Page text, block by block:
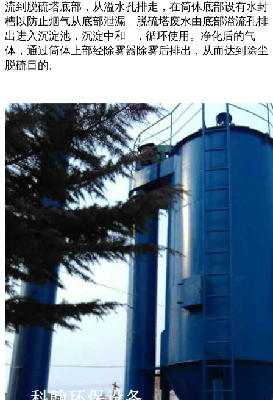
流到脱硫塔底部，从溢水孔排走，在筒体底部设有水封
槽以防止烟气从底部泄漏。脱硫塔废水由底部溢流孔排
出进入沉淀池，沉淀中和 ，循环使用。净化后的气
体，通过筒体上部经除雾器除雾后排出，从而达到除尘
脱硫目的。